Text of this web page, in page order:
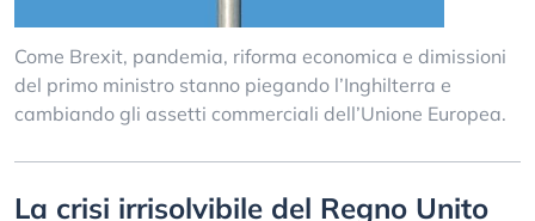
Come Brexit, pandemia, riforma economica e dimissioni
del primo ministro stanno piegando l’Inghilterra e
cambiando gli assetti commerciali dell’Unione Europea.
La crisi irrisolvibile del Regno Unito